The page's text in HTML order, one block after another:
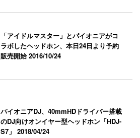
「アイドルマスター」とパイオニアがコ
ラボしたヘッドホン、本日24日より予約
販売開始2016/10/24
パイオニアDJ、40mmHDドライバー搭載
のDJ向けオンイヤー型ヘッドホン「HDJ-
S7」2018/04/24